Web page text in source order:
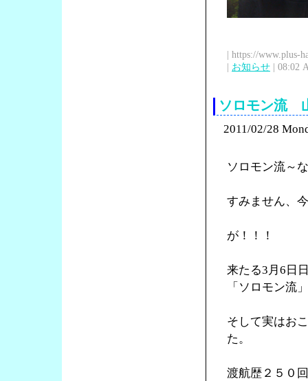
| https://www.plus-
| お知らせ | 08:02
ソロモン流
2011/02/28
ソロモン流～
すみません、
が！！！
来たる3月6日
「ソロモン流
そして実はお
た。
渡航歴２５０